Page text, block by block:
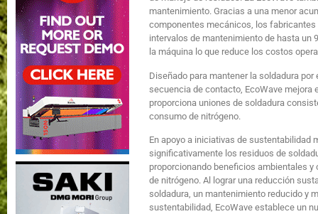
mantenimiento. Gracias a una menor
componentes mecánicos, los
intervalos de mantenimiento de hasta un
la máquina lo que reduce los costos
Diseñado para mantener la soldadura
secuencia de contacto, EcoWave mejora
proporciona uniones de soldadura
consumo de nitrógeno.
En apoyo a iniciativas de sustentabilidad
significativamente los residuos de
proporcionando beneficios ambientales
de nitrógeno. Al lograr una reducción
soldadura, un mantenimiento reducido y
sustentabilidad, EcoWave establece un